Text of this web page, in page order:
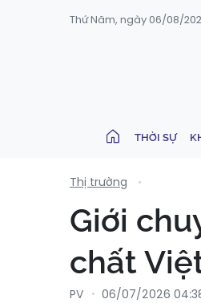
Thứ Năm, ngày 06/08/
THỜI SỰ
Thị trường
Giới
chất
PV 06/07/2026